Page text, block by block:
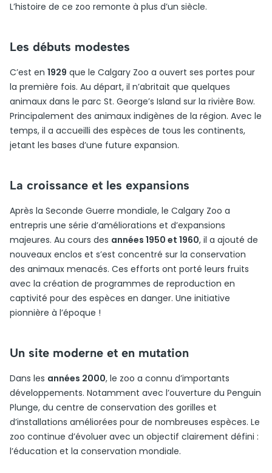
L’histoire de ce zoo remonte à plus d’un siècle.
Les débuts modestes
C’est en 1929 que le Calgary Zoo a ouvert ses portes pour
la première fois. Au départ, il n’abritait que quelques
animaux dans le parc St. George’s Island sur la rivière Bow.
Principalement des animaux indigènes de la région. Avec le
temps, il a accueilli des espèces de tous les continents,
jetant les bases d’une future expansion.
La croissance et les expansions
Après la Seconde Guerre mondiale, le Calgary Zoo a
entrepris une série d’améliorations et d’expansions
majeures. Au cours des années 1950 et 1960, il a ajouté de
nouveaux enclos et s’est concentré sur la conservation
des animaux menacés. Ces efforts ont porté leurs fruits
avec la création de programmes de reproduction en
captivité pour des espèces en danger. Une initiative
pionnière à l’époque !
Un site moderne et en mutation
Dans les années 2000, le zoo a connu d’importants
développements. Notamment avec l’ouverture du Penguin
Plunge, du centre de conservation des gorilles et
d’installations améliorées pour de nombreuses espèces. Le
zoo continue d’évoluer avec un objectif clairement défini :
l’éducation et la conservation mondiale.